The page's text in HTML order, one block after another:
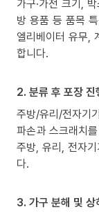
가구·가전 크기,
방 용품 등 품목
엘리베이터 유무,
합니다.
2. 분류 후 포장 진
주방/유리/전자기
파손과 스크래치
주방, 유리, 전자
다.
3. 가구 분해 및 상